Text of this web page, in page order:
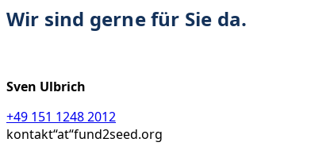
Wir sind gerne für Sie da.
Sven Ulbrich
+49 151 1248 2012
kontakt“at“fund2seed.org